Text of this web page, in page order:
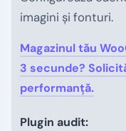
imagini și fonturi.
Magazinul tău
3 secunde?
performanță.
Plugin audit: